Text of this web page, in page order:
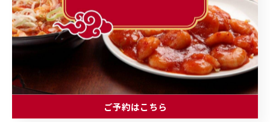
肉の旨味がない分、がらスープの素やオイスターソース
のコクが味の決め手になります。さらに、にんにくやし
ょうがのみじん切りを最初に炒めて香りを立たせること
で、風味豊かな一品に仕上がります。野菜は火の通りに
くいものから順に加え、強火で手早く炒めるのがコツで
ご予約はこちら